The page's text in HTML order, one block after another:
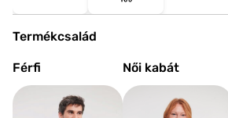
Termékcsalád
Férfi Női kabát